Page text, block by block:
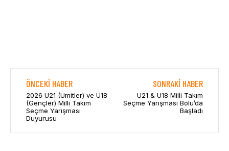
ÖNCEKI HABER
2026 U21 (Ümitler) ve U18
(Gençler) Milli Takım
Seçme Yarışması
Duyurusu
SONRAKI HABER
U21 & U18 Milli Takım
Seçme Yarışması Bolu’da
Başladı